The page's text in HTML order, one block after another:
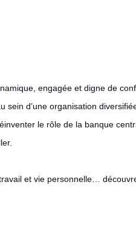
engagée et digne de
d’une organisation
le rôle de la banque
et vie personnelle…